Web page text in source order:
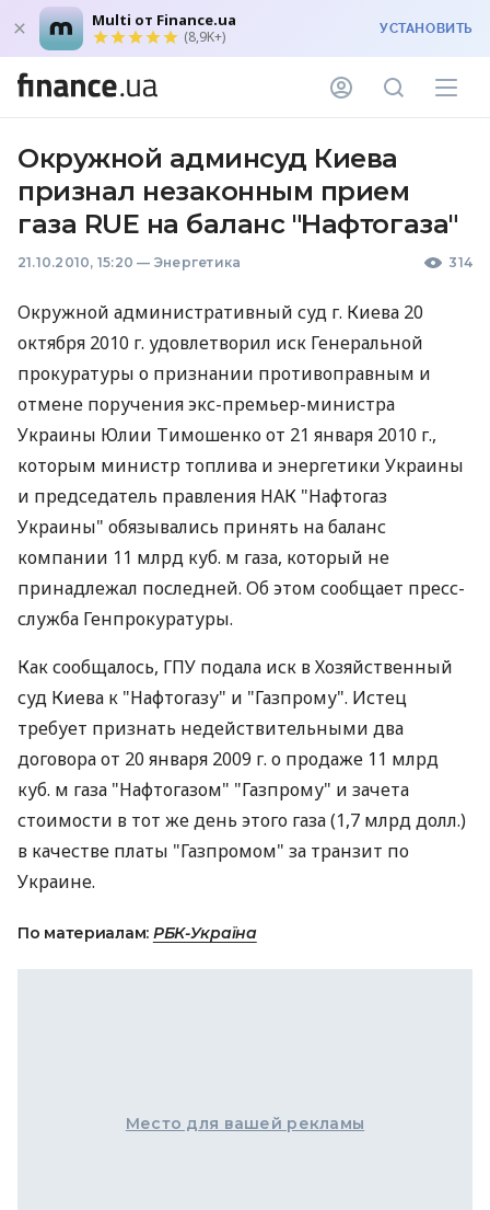
Multi от Finance.ua
(8,9K+) УСТАНОВИТЬ
Окружной админсуд Киева
признал незаконным прием
газа RUE на баланс "Нафтогаза"
21.10.2010, 15:20 — Энергетика 314
Окружной административный суд г. Киева 20
октября 2010 г. удовлетворил иск Генеральной
прокуратуры о признании противоправным и
отмене поручения экс-премьер-министра
Украины Юлии Тимошенко от 21 января 2010 г.,
которым министр топлива и энергетики Украины
и председатель правления НАК "Нафтогаз
Украины" обязывались принять на баланс
компании 11 млрд куб. м газа, который не
принадлежал последней. Об этом сообщает пресс-
служба Генпрокуратуры.
Как сообщалось, ГПУ подала иск в Хозяйственный
суд Киева к "Нафтогазу" и "Газпрому". Истец
требует признать недействительными два
договора от 20 января 2009 г. о продаже 11 млрд
куб. м газа "Нафтогазом" "Газпрому" и зачета
стоимости в тот же день этого газа (1,7 млрд долл.)
в качестве платы "Газпромом" за транзит по
Украине.
По материалам: РБК-Україна
Место для вашей рекламы